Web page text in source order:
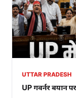
UTTAR PRADESH
UP गवर्नर बयान